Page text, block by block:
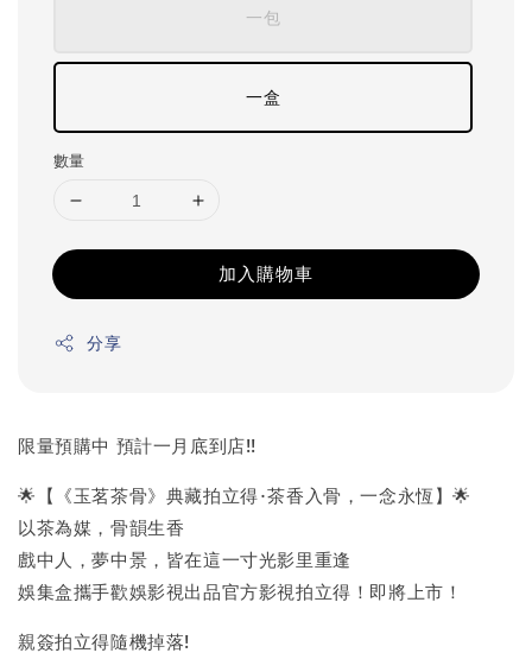
一包
一盒
數量
加入購物車
分享
限量預購中 預計一月底到店!!
🌟 【《玉茗茶骨》典藏拍立得·茶香入骨，一念永恆】🌟
以茶為媒，骨韻生香
戲中人，夢中景，皆在這一寸光影里重逢
娛集盒攜手歡娛影視出品官方影視拍立得！即將上市！
親簽拍立得隨機掉落!